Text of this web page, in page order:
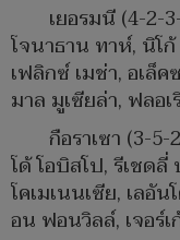
เยอรมนี (4-2-
โจนาธาน ทาห์, นิโ
เฟลิกซ์ เมช่า, อเล็
มาล มูเซียล่า, ฟลอ
กือราเซา (3-5-
โด้ โอบิสโป, รีเชดลี่
โคเมเนนเซีย, เลอั
อน ฟอนวิลล์, เจอร์